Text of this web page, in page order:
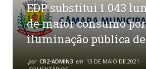
EDP substitui 1.043
de maior consumo
iluminação pública
por CR2-ADMIN3 em 13 DE MAIO DE 2021